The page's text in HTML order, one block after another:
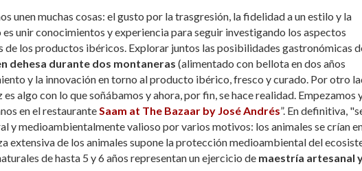
unen muchas cosas: el gusto por la trasgresión, la fidelidad a un estilo y la
unir conocimientos y experiencia para seguir investigando los aspectos
de los productos ibéricos. Explorar juntos las posibilidades gastronómicas
dehesa durante dos montaneras (alimentado con bellota en dos años
y la innovación en torno al producto ibérico, fresco y curado. Por otro
algo con lo que soñábamos y ahora, por fin, se hace realidad. Empezamos
en el restauranteSaam at The Bazaar by José Andrés”. En definitiva,
y medioambientalmente valioso por varios motivos: los animales se crían
extensiva de los animales supone la protección medioambiental del
de hasta 5 y 6 años representan un ejercicio de maestría artesanal